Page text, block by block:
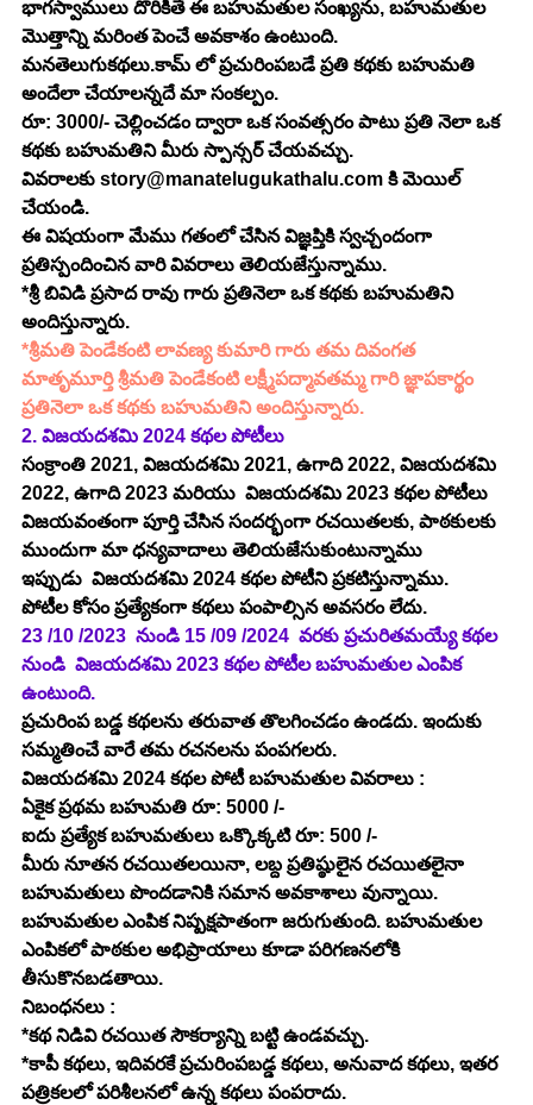
భాగస్వాములు దొరికితే ఈ బహుమతుల సంఖ్యను, బహుమతుల
మొత్తాన్ని మరింత పెంచే అవకాశం ఉంటుంది.
మనతెలుగుకథలు.కామ్ లో ప్రచురింపబడే ప్రతి కథకు బహుమతి
అందేలా చేయాలన్నదే మా సంకల్పం.
రూ: 3000/- చెల్లించడం ద్వారా ఒక సంవత్సరం పాటు ప్రతి నెలా ఒక
కథకు బహుమతిని మీరు స్పాన్సర్ చేయవచ్చు.
వివరాలకు story@manatelugukathalu.com కి మెయిల్
చేయండి.
ఈ విషయంగా మేము గతంలో చేసిన విజ్ఞప్తికి స్వచ్చందంగా
ప్రతిస్పందించిన వారి వివరాలు తెలియజేస్తున్నాము.
*శ్రీ బివిడి ప్రసాద రావు గారు ప్రతినెలా ఒక కథకు బహుమతిని
అందిస్తున్నారు.
*శ్రీమతి పెండేకంటి లావణ్య కుమారి గారు తమ దివంగత
మాతృమూర్తి శ్రీమతి పెండేకంటి లక్ష్మీపద్మావతమ్మ గారి జ్ఞాపకార్థం
ప్రతినెలా ఒక కథకు బహుమతిని అందిస్తున్నారు.
2. విజయదశమి 2024 కథల పోటీలు
సంక్రాంతి 2021, విజయదశమి 2021, ఉగాది 2022, విజయదశమి
2022, ఉగాది 2023 మరియు  విజయదశమి 2023 కథల పోటీలు
విజయవంతంగా పూర్తి చేసిన సందర్భంగా రచయితలకు, పాఠకులకు
ముందుగా మా ధన్యవాదాలు తెలియజేసుకుంటున్నాము
ఇప్పుడు  విజయదశమి 2024 కథల పోటీని ప్రకటిస్తున్నాము.
పోటీల కోసం ప్రత్యేకంగా కథలు పంపాల్సిన అవసరం లేదు.
23 /10 /2023  నుండి 15 /09 /2024  వరకు ప్రచురితమయ్యే కథల
నుండి  విజయదశమి 2023 కథల పోటీల బహుమతుల ఎంపిక
ఉంటుంది.
ప్రచురింప బడ్డ కథలను తరువాత తొలగించడం ఉండదు. ఇందుకు
సమ్మతించే వారే తమ రచనలను పంపగలరు.
విజయదశమి 2024 కథల పోటీ బహుమతుల వివరాలు :
ఏకైక ప్రథమ బహుమతి రూ: 5000 /-
ఐదు ప్రత్యేక బహుమతులు ఒక్కొక్కటి రూ: 500 /-
మీరు నూతన రచయితలయినా, లబ్ద ప్రతిష్ఠులైన రచయితలైనా
బహుమతులు పొందడానికి సమాన అవకాశాలు వున్నాయి.
బహుమతుల ఎంపిక నిష్పక్షపాతంగా జరుగుతుంది. బహుమతుల
ఎంపికలో పాఠకుల అభిప్రాయాలు కూడా పరిగణనలోకి
తీసుకొనబడతాయి.
నిబంధనలు :
*కథ నిడివి రచయిత సౌకర్యాన్ని బట్టి ఉండవచ్చు.
*కాపీ కథలు, ఇదివరకే ప్రచురింపబడ్డ కథలు, అనువాద కథలు, ఇతర
పత్రికలలో పరిశీలనలో ఉన్న కథలు పంపరాదు.